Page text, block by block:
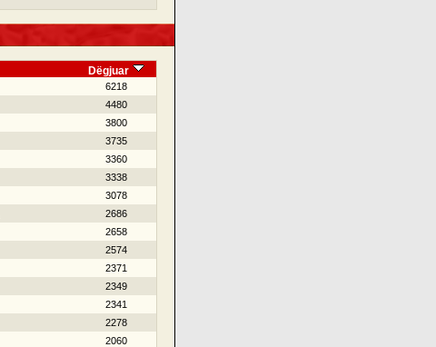
Dëgjuar
6218
4480
3800
3735
3360
3338
3078
2686
2658
2574
2371
2349
2341
2278
2060